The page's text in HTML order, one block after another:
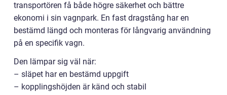
transportören få både högre säkerhet och bättre
ekonomi i sin vagnpark. En fast dragstång har en
bestämd längd och monteras för långvarig användning
på en specifik vagn.
Den lämpar sig väl när:
– släpet har en bestämd uppgift
– kopplingshöjden är känd och stabil